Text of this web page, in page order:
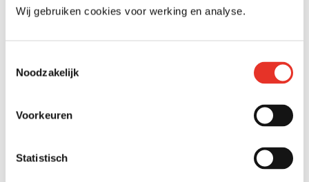
Wij gebruiken cookies voor werking en analyse.
Selection
Noodzakelijk
Voorkeuren
Statistisch